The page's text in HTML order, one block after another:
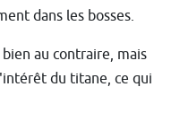
dans les bosses.
au contraire, mais
du titane, ce qui